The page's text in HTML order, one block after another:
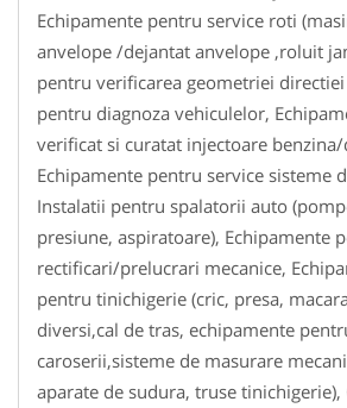
Echipamente pentru service roti
anvelope /dejantat anvelope ,roluit
pentru verificarea geometriei directiei
pentru diagnoza vehiculelor,
verificat si curatat injectoare benzina/
Echipamente pentru service sisteme
Instalatii pentru spalatorii auto
presiune, aspiratoare), Echipamente
rectificari/prelucrari mecanice,
pentru tinichigerie (cric, presa,
diversi,cal de tras, echipamente
caroserii,sisteme de masurare
aparate de sudura, truse tinichigerie),